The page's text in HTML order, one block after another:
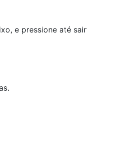
e pressione até sair